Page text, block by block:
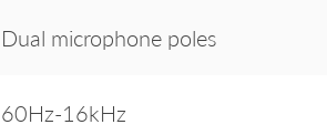
Dual microphone poles
60Hz-16kHz